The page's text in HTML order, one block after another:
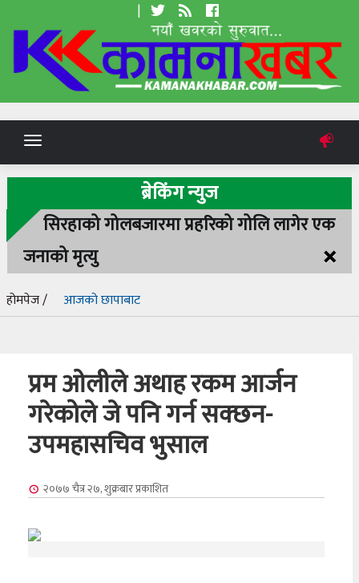
|
Toggle
navigation
ब्रेकिंग न्युज
सिरहाको गोलबजारमा प्रहरिको गोलि लागेर एक
जनाको मृत्यु
×
होमपेज / आजको छापाबाट
प्रम ओलीले अथाह रकम आर्जन
गरेकोले जे पनि गर्न सक्छन-
उपमहासचिव भुसाल
२०७७ चैत्र २७, शुक्रबारप्रकाशित